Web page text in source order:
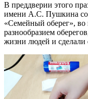
В преддверии этого
имени А.С. Пушкина
«Семейный оберег», во
разнообразием
жизни людей и